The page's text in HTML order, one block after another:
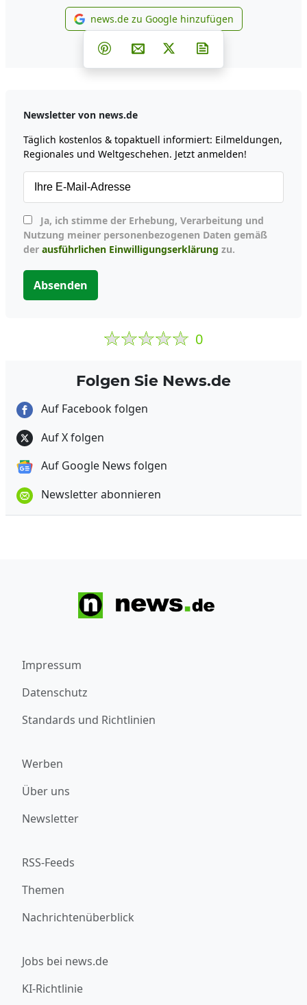
news.de zu Google
news.de zu Google hinzufügen
Teilen auf Facebook
Teilen auf Whatsapp
Teilen auf Telegram
Teilen auf Pinterest
Per E-Mail teilen
Post auf X
Newsletter von news.de
Täglich kostenlos & topaktuell informiert: Eilmeldungen,
Regionales und Weltgeschehen. Jetzt anmelden!
Nutzung meiner personenbezogenen Daten gemäß
der ausführlichen Einwilligungserklärung zu.
Absenden
0
Folgen Sie News.de
Auf Facebook folgen
Auf X folgen
Auf Google News folgen
Newsletter abonnieren
Impressum
Datenschutz
Standards und Richtlinien
Werben
Über uns
Newsletter
RSS-Feeds
Themen
Nachrichtenüberblick
Jobs bei news.de
KI-Richtlinie